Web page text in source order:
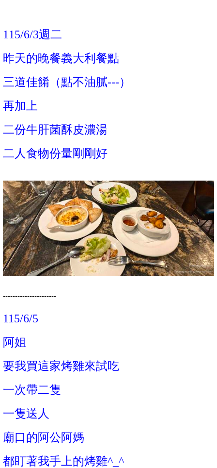
115/6/3週二
昨天的晚餐義大利餐點
三道佳餚 （點不油膩---）
再加上
二份牛肝菌酥皮濃湯
二人食物份量剛剛好
----------------------
115/6/5
阿姐
要我買這家烤雞來試吃
一次帶二隻
一隻送人
廟口的阿公阿媽
都盯著我手上的烤雞^_^